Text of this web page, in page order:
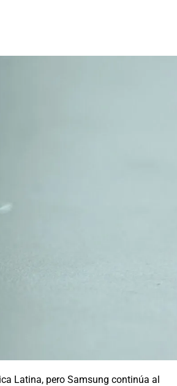
Latina, pero Samsung continúa al